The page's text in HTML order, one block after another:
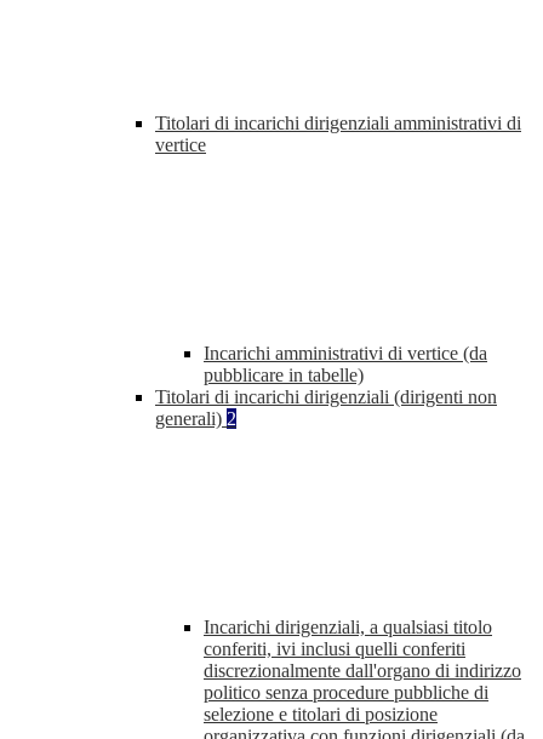
Titolari di incarichi dirigenziali amministrativi di
vertice
Incarichi amministrativi di vertice (da
pubblicare in tabelle)
Titolari di incarichi dirigenziali (dirigenti non
generali) 2
Incarichi dirigenziali, a qualsiasi titolo
conferiti, ivi inclusi quelli conferiti
discrezionalmente dall'organo di indirizzo
politico senza procedure pubbliche di
selezione e titolari di posizione